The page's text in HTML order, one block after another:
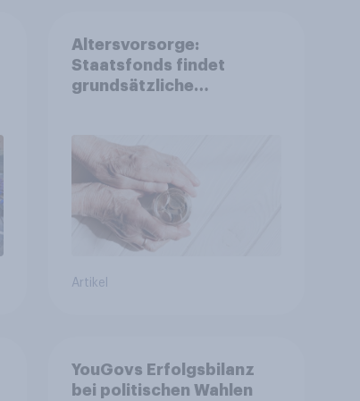
Altersvorsorge:
Staatsfonds findet
grundsätzliche
entscheiden über die
Akzeptanz
Artikel
YouGovs Erfolgsbilanz
bei politischen Wahlen